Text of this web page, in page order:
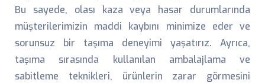
Bu sayede, olası kaza veya hasar durumlarında
müşterilerimizin maddi kaybını minimize eder ve
sorunsuz bir taşıma deneyimi yaşatırız. Ayrıca,
taşıma sırasında kullanılan ambalajlama ve
sabitleme teknikleri, ürünlerin zarar görmesini